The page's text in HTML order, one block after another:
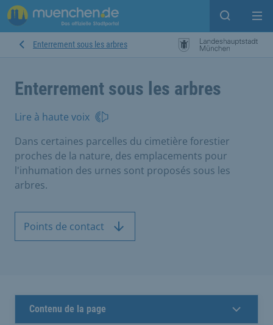
Open
Enterrement sous les arbres
Enterrement sous les arbres
Lire à haute voix
Dans certaines parcelles du cimetière forestier
proches de la nature, des emplacements pour
l'inhumation des urnes sont proposés sous les
arbres.
Points de contact
Contenu de la page